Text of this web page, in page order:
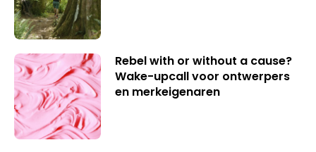
Rebel with or without a cause?
Wake-upcall voor ontwerpers
en merkeigenaren